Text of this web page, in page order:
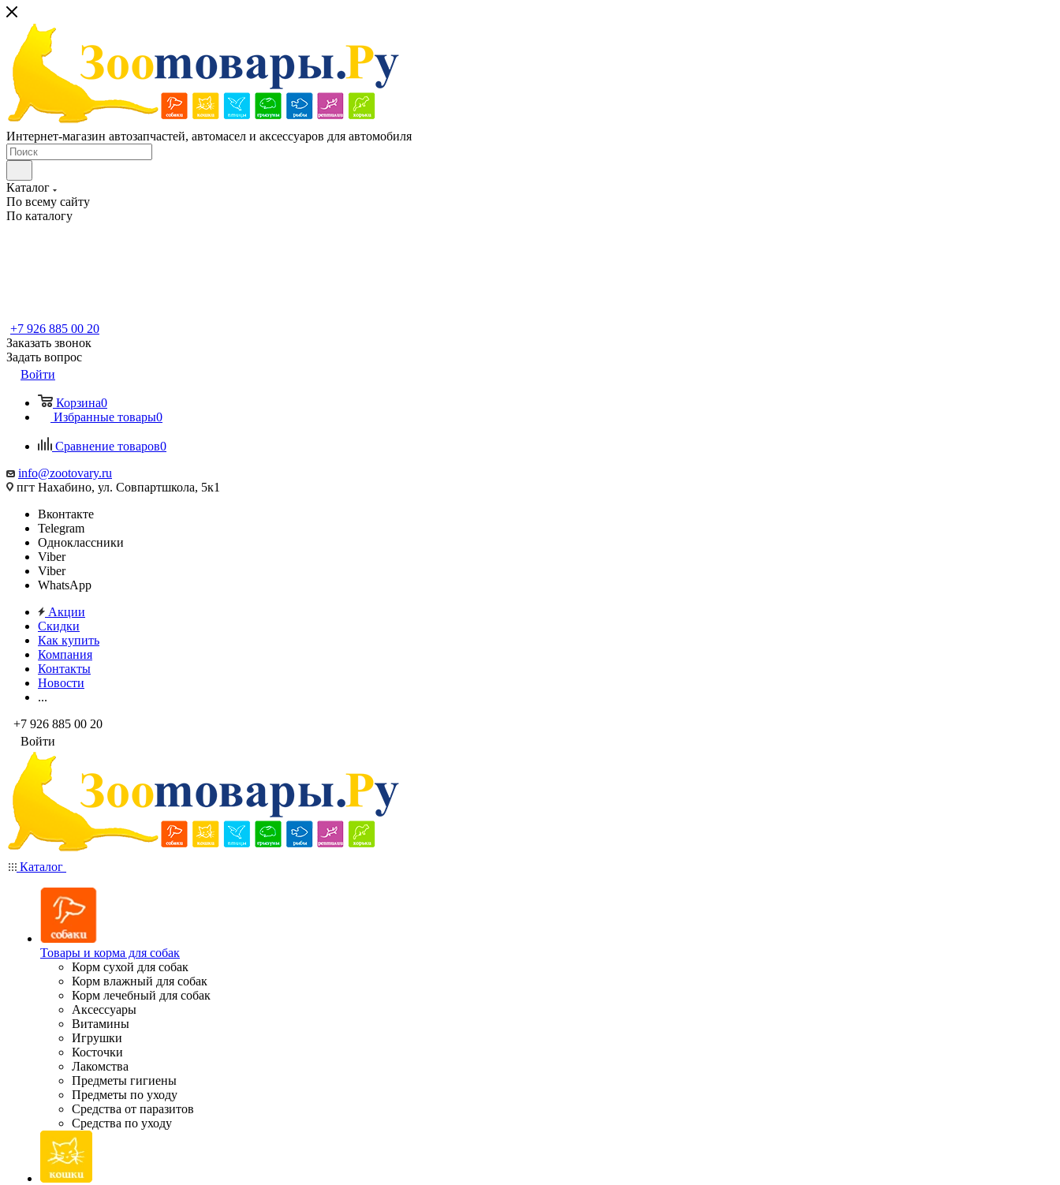
Интернет-магазин автозапчастей, автомасел и аксессуаров для автомобиля
Каталог
По всему сайту
По каталогу
+7 926 885 00 20
Заказать звонок
Задать вопрос
Войти
Корзина0
Избранные товары0
Сравнение товаров0
info@zootovary.ru
пгт Нахабино, ул. Совпартшкола, 5к1
Вконтакте
Telegram
Одноклассники
Viber
Viber
WhatsApp
Акции
Скидки
Как купить
Компания
Контакты
Новости
...
+7 926 885 00 20
Войти
Каталог
Товары и корма для собак
Корм сухой для собак
Корм влажный для собак
Корм лечебный для собак
Аксессуары
Витамины
Игрушки
Косточки
Лакомства
Предметы гигиены
Предметы по уходу
Средства от паразитов
Средства по уходу